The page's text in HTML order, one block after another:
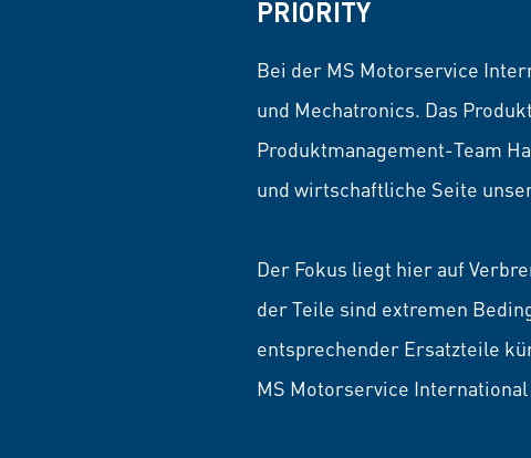
PRIORITY
Bei der MS Motorservice
und Mechatronics. Das
Produktmanagement-Team
und wirtschaftliche Seite
Der Fokus liegt hier auf
der Teile sind extremen
entsprechender Ersatzteile
MS Motorservice